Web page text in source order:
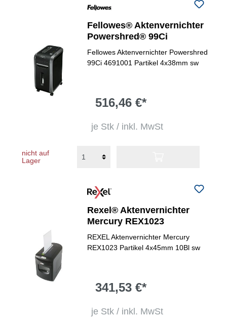
Fellowes® Aktenvernichter
Powershred® 99Ci
Fellowes Aktenvernichter Powershred
99Ci 4691001 Partikel 4x38mm sw
516,46 €*
je Stk / inkl. MwSt
nicht auf
Lager
Rexel® Aktenvernichter
Mercury REX1023
REXEL Aktenvernichter Mercury
REX1023 Partikel 4x45mm 10Bl sw
341,53 €*
je Stk / inkl. MwSt